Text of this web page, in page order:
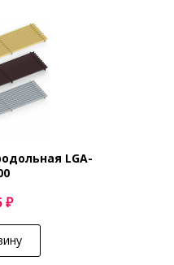
LGA-
₽